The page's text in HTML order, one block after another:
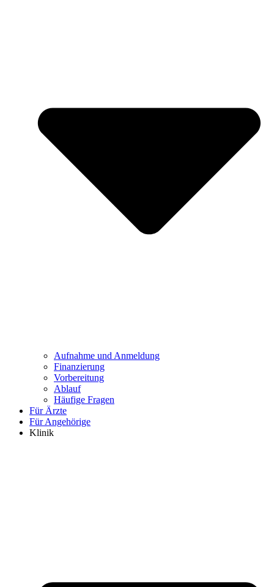
Aufnahme und Anmeldung
Finanzierung
Vorbereitung
Ablauf
Häufige Fragen
Für Ärzte
Für Angehörige
Klinik